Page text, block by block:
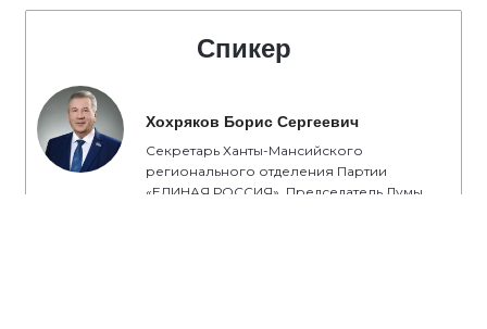
Спикер
Хохряков Борис Сергеевич
Секретарь Ханты-Мансийского
регионального отделения Партии
«ЕДИНАЯ РОССИЯ». Председатель Думы